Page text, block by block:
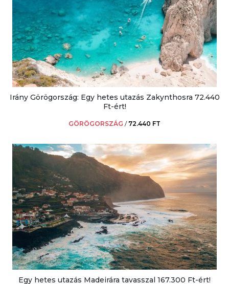
Irány Görögország: Egy hetes utazás Zakynthosra 72.440
Ft-ért!
GÖRÖGORSZÁG / 72.440 FT
Egy hetes utazás Madeirára tavasszal 167.300 Ft-ért!